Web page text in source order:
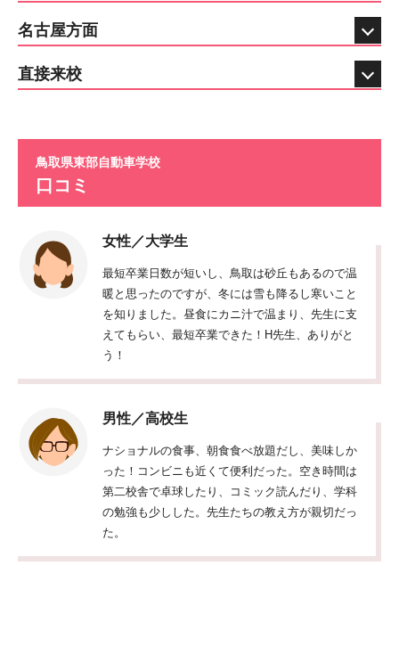
名古屋方面
直接来校
鳥取県東部自動車学校
口コミ
女性／大学生
最短卒業日数が短いし、鳥取は砂丘もあるので温
暖と思ったのですが、冬には雪も降るし寒いこと
を知りました。昼食にカニ汁で温まり、先生に支
えてもらい、最短卒業できた！H先生、ありがと
う！
男性／高校生
ナショナルの食事、朝食食べ放題だし、美味しか
った！コンビニも近くて便利だった。空き時間は
第二校舎で卓球したり、コミック読んだり、学科
の勉強も少しした。先生たちの教え方が親切だっ
た。